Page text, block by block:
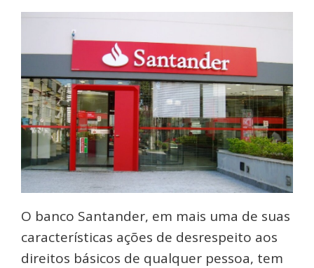
O banco Santander, em mais uma de suas
características ações de desrespeito aos
direitos básicos de qualquer pessoa, tem